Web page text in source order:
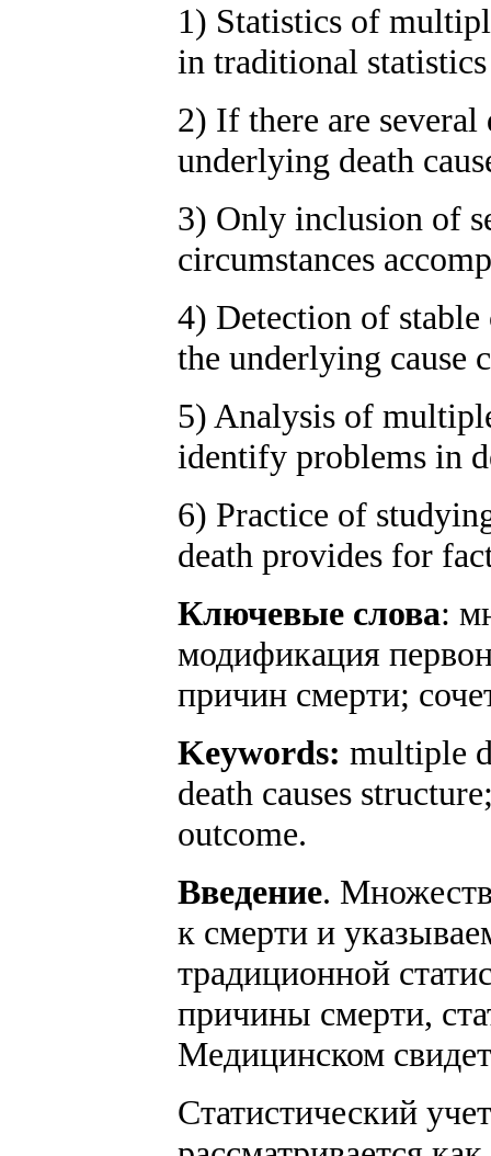
1) Statistics of
in traditional
2) If there are
underlying death
3) Only inclusion of
circumstances
4) Detection of
the underlying cause
5) Analysis of
identify problems in
6) Practice of
death provides for
Ключевые слова:
модификация
причин смерти;
Keywords: multiple
death causes
outcome.
Введение.
к смерти и
традиционной
причины смерти,
Медицинском
Статистический